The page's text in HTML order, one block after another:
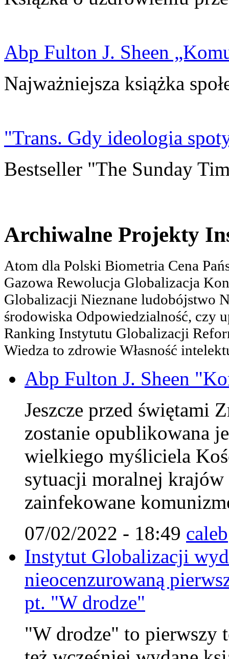
Abp Fulton J. Sheen
Najważniejsza książka
"Trans. Gdy ideologia
Bestseller "The Sunday
Archiwalne Projekty
Atom dla Polski Biometria Cena
Gazowa Rewolucja Globalizacja
Globalizacji Nieznane ludobójstwo
środowiska Odpowiedzialność, czy
Ranking Instytutu Globalizacji
Wiedza to zdrowie Własność
Abp Fulton J. Sheen
Jeszcze przed świętami
zostanie opublikowana
wielkiego myśliciela
sytuacji moralnej krajów
zainfekowane
07/02/2022 - 18:49 caleb
Instytut Globalizacji
nieocenzurowaną
pt. "W drodze"
"W drodze" to pierwszy